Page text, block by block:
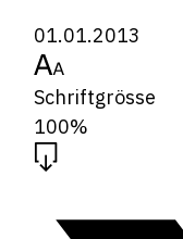
01.01.2013
Schriftgrösse
100%